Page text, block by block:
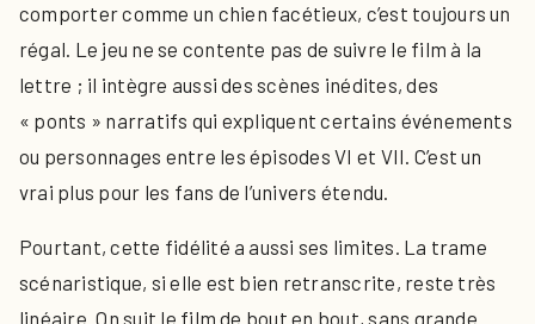
comporter comme un chien facétieux, c’est toujours un
régal. Le jeu ne se contente pas de suivre le film à la
lettre ; il intègre aussi des scènes inédites, des
« ponts » narratifs qui expliquent certains événements
ou personnages entre les épisodes VI et VII. C’est un
vrai plus pour les fans de l’univers étendu.
Pourtant, cette fidélité a aussi ses limites. La trame
scénaristique, si elle est bien retranscrite, reste très
linéaire. On suit le film de bout en bout, sans grande